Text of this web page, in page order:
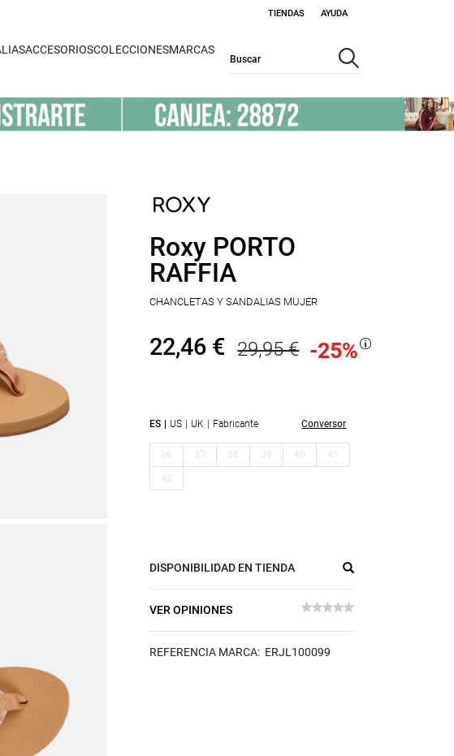
TIENDAS AYUDA
ACCESORIOSCOLECCIONESMARCAS
Roxy PORTO
RAFFIA
CHANCLETAS Y SANDALIAS MUJER
22,46 € 29,95 € -25%
ES US UK Fabricante Conversor
36 37 38 39 40 41
42
DISPONIBILIDAD EN TIENDA
VER OPINIONES
REFERENCIA MARCA: ERJL100099